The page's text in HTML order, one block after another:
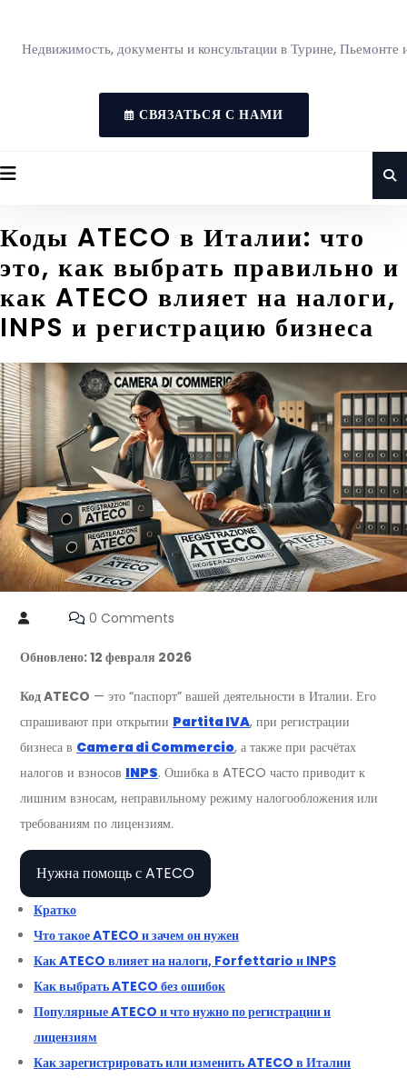
Недвижимость, документы и консультации в Турине, Пьемонте
СВЯЗАТЬСЯ С НАМИ
Коды ATECO в Италии: что
это, как выбрать правильно и
как ATECO влияет на налоги,
INPS и регистрацию бизнеса
0 Comments
Обновлено: 12 февраля 2026
Код ATECO — это “паспорт” вашей деятельности в Италии. Его
спрашивают при открытии Partita IVA, при регистрации
бизнеса в Camera di Commercio, а также при расчётах
налогов и взносов INPS. Ошибка в ATECO часто приводит к
лишним взносам, неправильному режиму налогообложения или
требованиям по лицензиям.
Нужна помощь с ATECO
Кратко
Что такое ATECO и зачем он нужен
Как ATECO влияет на налоги, Forfettario и INPS
Как выбрать ATECO без ошибок
Популярные ATECO и что нужно по регистрации и
лицензиям
Как зарегистрировать или изменить ATECO в Италии